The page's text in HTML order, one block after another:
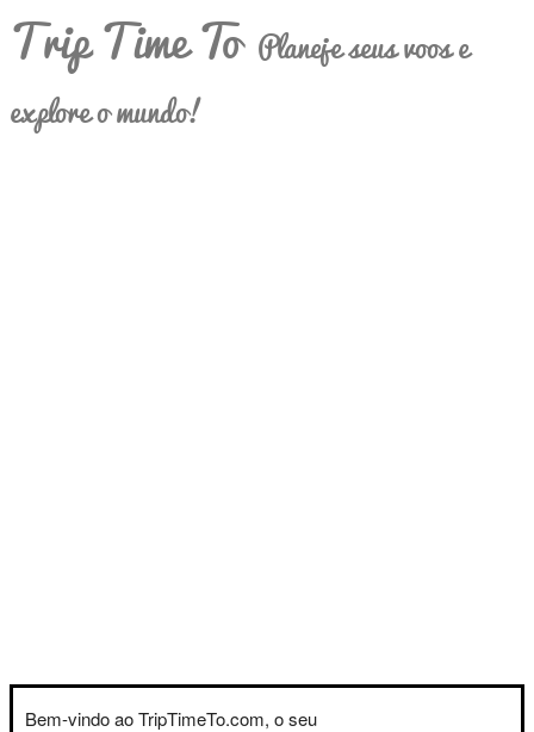
Trip Time To Planeje seus voos e
explore o mundo!
Bem-vindo ao TripTimeTo.com, o seu